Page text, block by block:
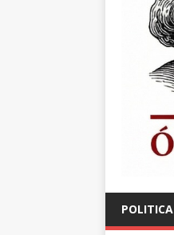
POLITICA